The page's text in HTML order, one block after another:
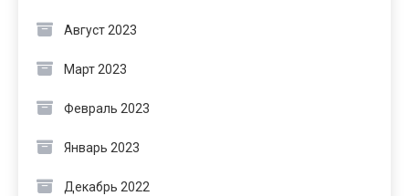
Август 2023
Март 2023
Февраль 2023
Январь 2023
Декабрь 2022